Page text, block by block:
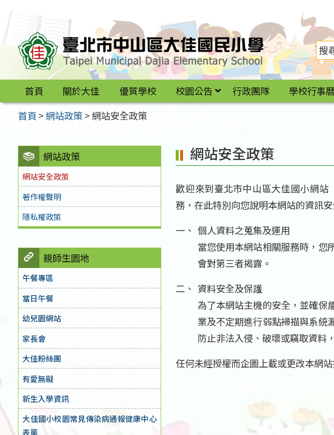
區
首頁 關於大佳 優質學校 校園公告 行政團隊 學校行事
首頁 > 網站政策> 網站安全政策
網站政策
網站安全政策
著作權聲明
隱私權政策
親師生園地
午餐專區
當日午餐
幼兒園網站
家長會
大佳粉絲團
有愛無礙
新生入學資訊
大佳國小校園常見傳染病通報健康中心
表單
網站安全政策
歡迎來到臺北市中山區大佳國小網
務，在此特別向您說明本網站的資訊
個人資料之蒐集及運用
當您使用本網站相關服務時，您
會對第三者揭露。
資料安全及保護
為了本網站主機的安全，並確保
業及不定期進行弱點掃描與系統
防止非法入侵、破壞或竊取資料
任何未經授權而企圖上載或更改本網